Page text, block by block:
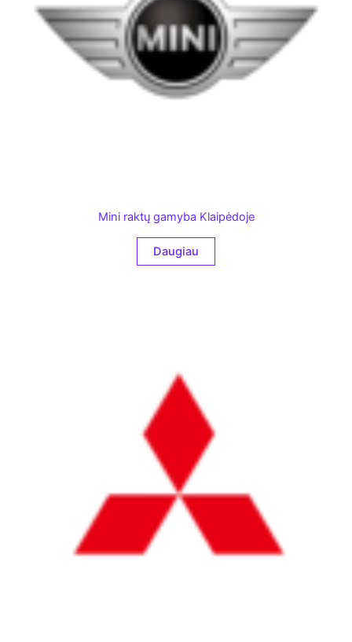
Mini raktų gamyba Klaipėdoje
Daugiau